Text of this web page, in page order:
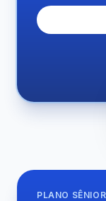
PLANO SÊNIOR